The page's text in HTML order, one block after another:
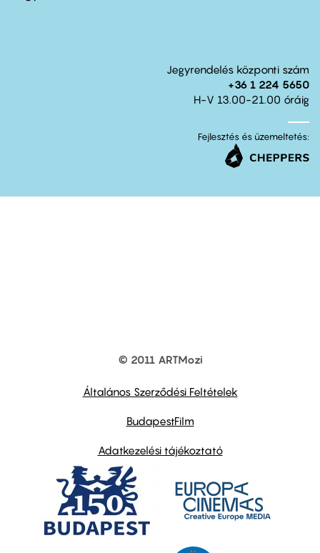
Jegyrendelés központi szám
+36 1 224 5650
H-V 13.00-21.00 óráig
Fejlesztés és üzemeltetés:
© 2011 ARTMozi
Általános Szerződési Feltételek
BudapestFilm
Adatkezelési tájékoztató